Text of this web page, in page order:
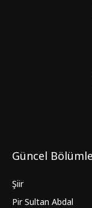
Güncel
Şiir
Pir Sultan Abdal